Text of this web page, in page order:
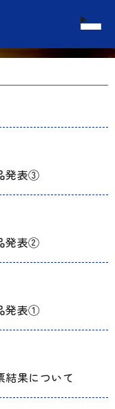
発表③
発表②
発表①
果について